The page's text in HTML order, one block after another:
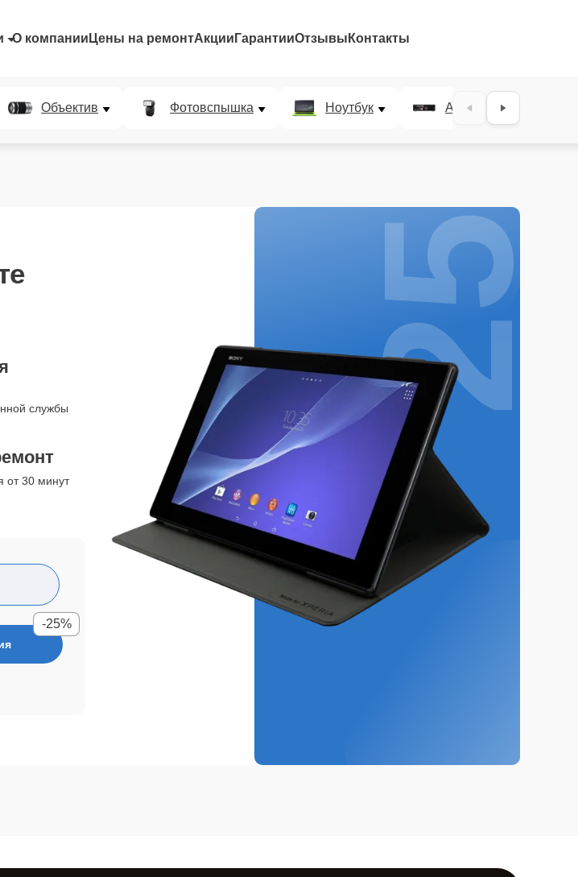
О компании Цены на ремонтАкции ГарантииОтзывы Контакты
Объектив Фотовспышка Ноутбук AV-ресивер
службы
от 30 минут
-25%
25%